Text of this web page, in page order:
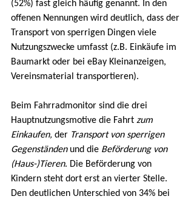
(52%) fast gleich häufig genannt. In den
offenen Nennungen wird deutlich, dass der
Transport von sperrigen Dingen viele
Nutzungszwecke umfasst (z.B. Einkäufe im
Baumarkt oder bei eBay Kleinanzeigen,
Vereinsmaterial transportieren).
Beim Fahrradmonitor sind die drei
Hauptnutzungsmotive die Fahrt zum
Einkaufen, der Transport von sperrigen
Gegenständen und die Beförderung von
(Haus-)Tieren. Die Beförderung von
Kindern steht dort erst an vierter Stelle.
Den deutlichen Unterschied von 34% bei